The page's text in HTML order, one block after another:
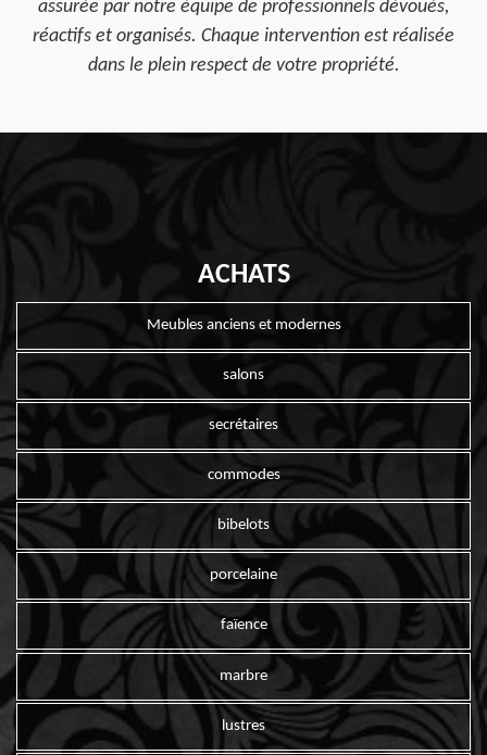
assurée par notre équipe de professionnels dévoués,
réactifs et organisés. Chaque intervention est réalisée
dans le plein respect de votre propriété.
ACHATS
Meubles anciens et modernes
salons
secrétaires
commodes
bibelots
porcelaine
faïence
marbre
lustres